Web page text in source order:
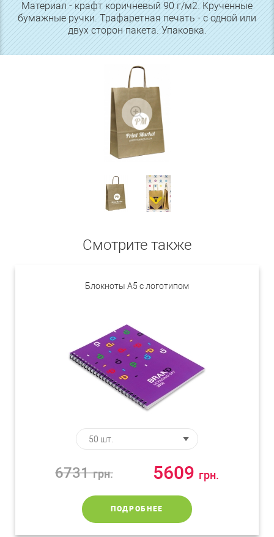
Материал - крафт коричневый 90 г/м2. Крученные
бумажные ручки. Трафаретная печать - с одной или
двух сторон пакета. Упаковка.
Смотрите также
Блокноты А5 с логотипом
6731грн. 5609 грн.
ПОДРОБНЕЕ